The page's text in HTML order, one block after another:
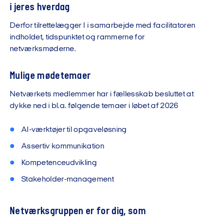
i jeres hverdag
Derfor tilrettelægger I i samarbejde med facilitatoren
indholdet, tidspunktet og rammerne for
netværksmøderne.
Mulige mødetemaer
Netværkets medlemmer har i fællesskab besluttet at
dykke ned i bl.a. følgende temaer i løbet af 2026
AI-værktøjer til opgaveløsning
Assertiv kommunikation
Kompetenceudvikling
Stakeholder-management
Netværksgruppen er for dig, som